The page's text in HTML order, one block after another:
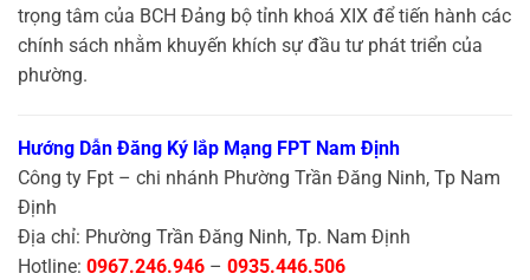
trọng tâm của BCH Đảng bộ tỉnh khoá XIX để tiến hành các
chính sách nhằm khuyến khích sự đầu tư phát triển của
phường.
Hướng Dẫn Đăng Ký lắp Mạng FPT Nam Định
Công ty Fpt – chi nhánh Phường Trần Đăng Ninh, Tp Nam
Định
Địa chỉ: Phường Trần Đăng Ninh, Tp. Nam Định
Hotline: 0967.246.946 – 0935.446.506